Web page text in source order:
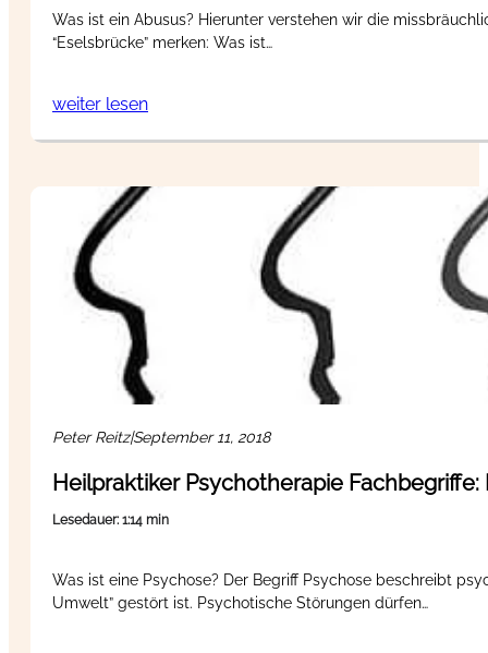
Was ist ein Abusus? Hierunter verstehen wir die
“Eselsbrücke” merken: Was ist…
weiter lesen
Peter Reitz|September 11, 2018
Heilpraktiker Psychotherapie Fachbegriffe:
Lesedauer: 1:14 min
Was ist eine Psychose? Der Begriff Psychose beschreibt
Umwelt” gestört ist. Psychotische Störungen dürfen…